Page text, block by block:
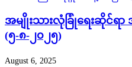
အမျိုးသားလုံခြုံရေးဆိုင်ရာ
(၅-၈-၂၀၂၅)
August 6, 2025